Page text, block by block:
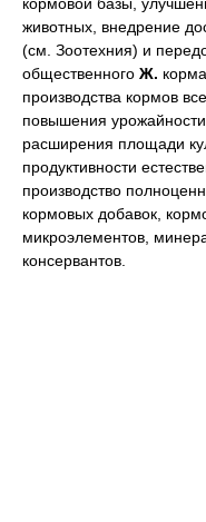
животных, внедрение
(см. Зоотехния) и
общественного Ж.
производства кормов
повышения
расширения площади
продуктивности
производство
кормовых добавок,
микроэлементов,
консервантов.